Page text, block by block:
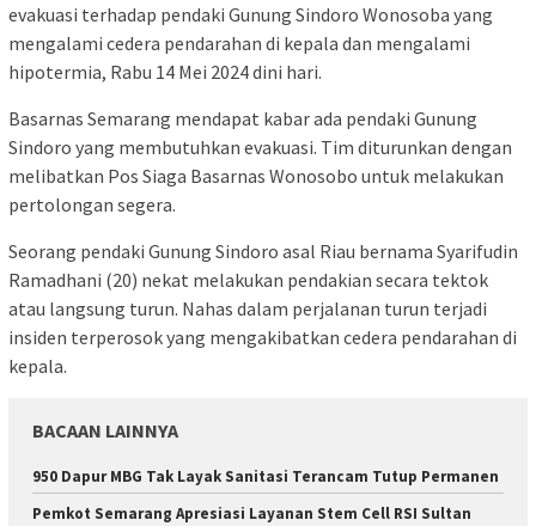
evakuasi terhadap pendaki Gunung Sindoro Wonosoba yang
mengalami cedera pendarahan di kepala dan mengalami
hipotermia, Rabu 14 Mei 2024 dini hari.
Basarnas Semarang mendapat kabar ada pendaki Gunung
Sindoro yang membutuhkan evakuasi. Tim diturunkan dengan
melibatkan Pos Siaga Basarnas Wonosobo untuk melakukan
pertolongan segera.
Seorang pendaki Gunung Sindoro asal Riau bernama Syarifudin
Ramadhani (20) nekat melakukan pendakian secara tektok
atau langsung turun. Nahas dalam perjalanan turun terjadi
insiden terperosok yang mengakibatkan cedera pendarahan di
kepala.
BACAAN LAINNYA
950 Dapur MBG Tak Layak Sanitasi Terancam Tutup Permanen
Pemkot Semarang Apresiasi Layanan Stem Cell RSI Sultan